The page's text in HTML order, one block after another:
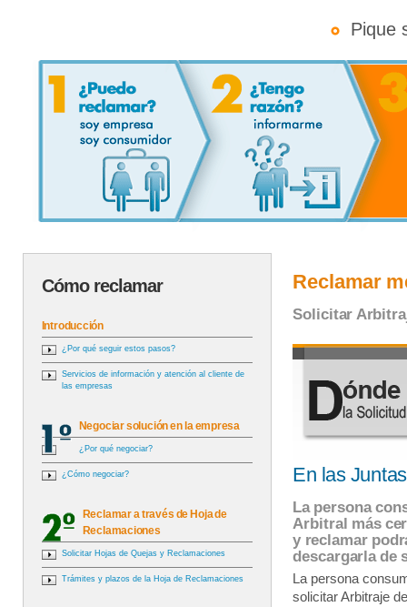
Pique
Cómo reclamar
Introducción
¿Por qué seguir estos pasos?
Servicios de información y atención al cliente de
las empresas
Negociar solución en la empresa
¿Por qué negociar?
¿Cómo negociar?
Reclamar a través de Hoja de
Reclamaciones
Solicitar Hojas de Quejas y Reclamaciones
Trámites y plazos de la Hoja de Reclamaciones
Reclamar
Solicitar
En las
La persona
Arbitral más
y reclamar
descargarla de
La persona
solicitar Arbitraje